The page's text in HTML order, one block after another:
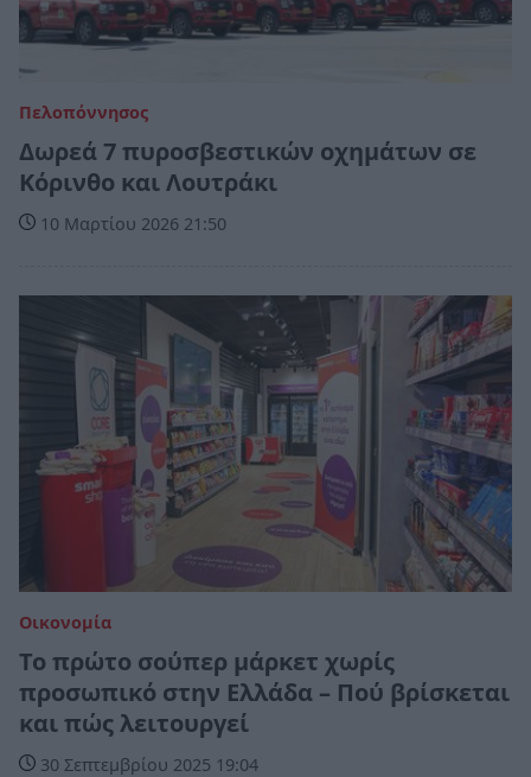
Πελοπόννησος
Δωρεά 7 πυροσβεστικών οχημάτων σε
Κόρινθο και Λουτράκι
10 Μαρτίου 2026 21:50
Οικονομία
Το πρώτο σούπερ μάρκετ χωρίς
προσωπικό στην Ελλάδα – Πού βρίσκεται
και πώς λειτουργεί
30 Σεπτεμβρίου 2025 19:04